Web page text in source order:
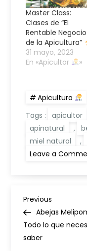
Master Class:
Clases de “El
Rentable Negocio
de la Apicultura”
31 mayo, 2023
En «Apicultor
»
Apicultura
Tags :
apicultor
apinatural
,
miel natural
,
Leave a
N
a
Previous
Post
Previous
Abejas
Todo lo que
saber